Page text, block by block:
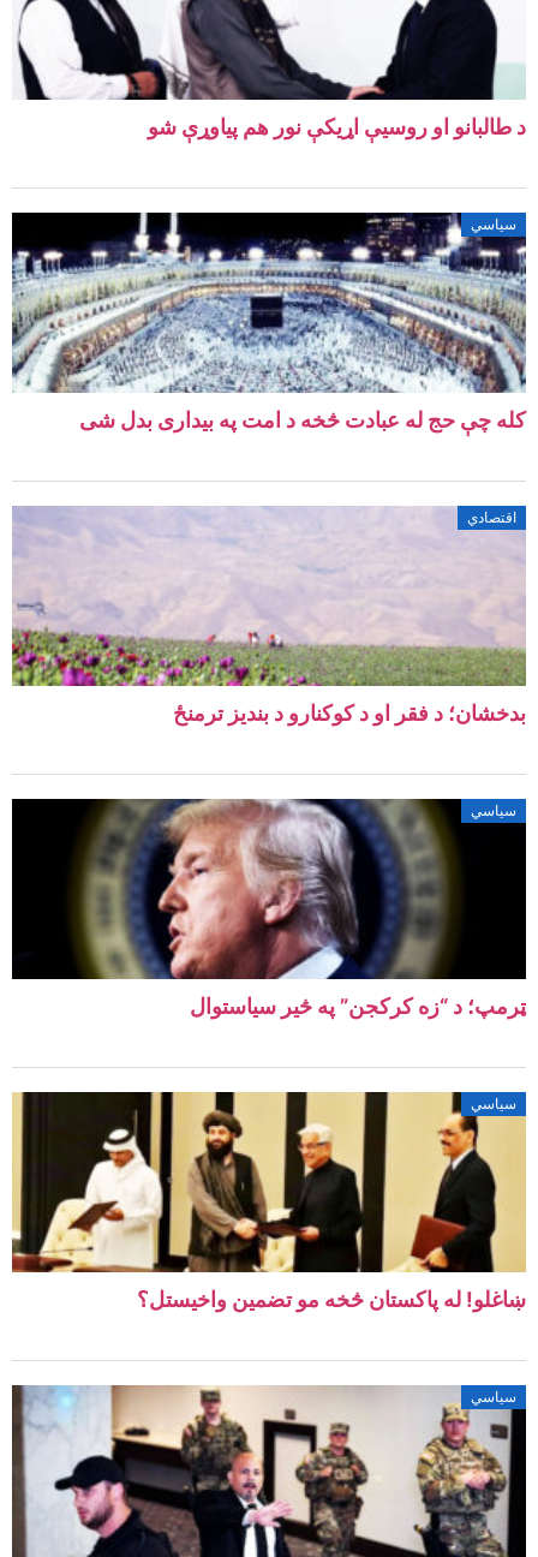
د طالبانو او روسیې اړیکې نور هم پیاوړې شو
سیاسي
کله چې حج له عبادت څخه د امت په بیداری بدل شی
اقتصادي
بدخشان؛ د فقر او د کوکنارو د بندیز ترمنځ
سیاسي
ټرمپ؛ د “زه کرکجن” په څیر سیاستوال
سیاسي
ښاغلو! له پاکستان څخه مو تضمین واخیستل؟
سیاسي